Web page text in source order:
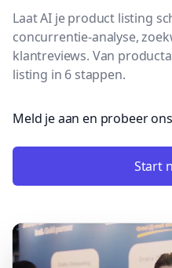
Laat AI je product listing
concurrentie-analyse,
klantreviews. Van
listing in 6 stappen.
Meld je aan en probeer
Start